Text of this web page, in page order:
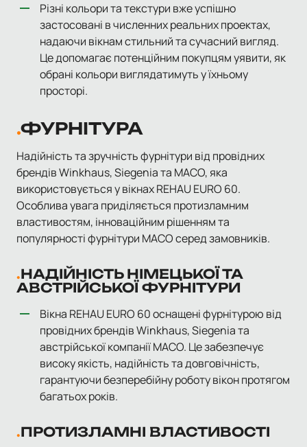
Різні кольори та текстури вже успішно
застосовані в численних реальних проектах,
надаючи вікнам стильний та сучасний вигляд.
Це допомагає потенційним покупцям уявити, як
обрані кольори виглядатимуть у їхньому
просторі.
ФУРНІТУРА
Надійність та зручність фурнітури від провідних
брендів Winkhaus, Siegenia та MACO, яка
використовується у вікнах REHAU EURO 60.
Особлива увага приділяється протизламним
властивостям, інноваційним рішенням та
популярності фурнітури MACO серед замовників.
НАДІЙНІСТЬ НІМЕЦЬКОЇ ТА
АВСТРІЙСЬКОЇ ФУРНІТУРИ
Вікна REHAU EURO 60 оснащені фурнітурою від
провідних брендів Winkhaus, Siegenia та
австрійської компанії MACO. Це забезпечує
високу якість, надійність та довговічність,
гарантуючи безперебійну роботу вікон протягом
багатьох років.
ПРОТИЗЛАМНІ ВЛАСТИВОСТІ